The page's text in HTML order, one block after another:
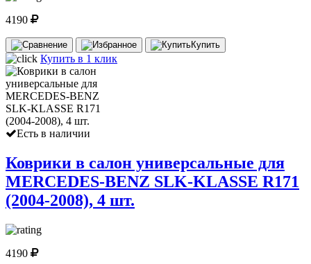
4190
Купить
Купить в 1 клик
Есть в наличии
Коврики в салон универсальные для
MERCEDES-BENZ SLK-KLASSE R171
(2004-2008), 4 шт.
4190